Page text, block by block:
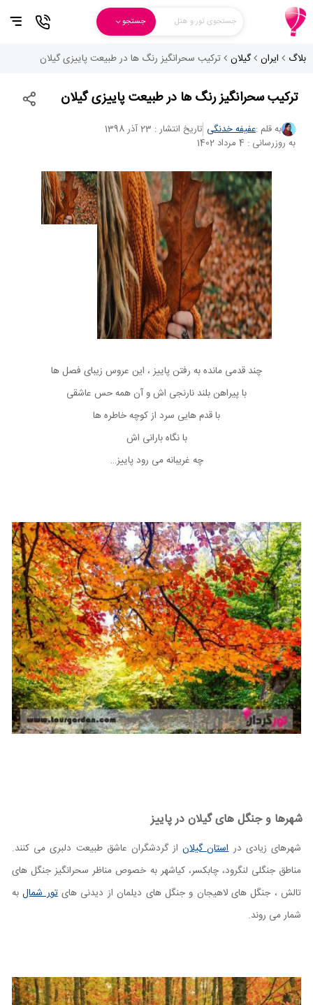
جستجوی تور و هتل جستجو
بلاگ ایران گیلان ترکیب سحرانگیز رنگ ها در طبیعت پاییزی گیلان
ترکیب سحرانگیز رنگ ها در طبیعت پاییزی گیلان
به قلم :عفیفه خدنگی تاریخ انتشار : 23 آذر 1398
به روزرسانی : 4 مرداد 1402
چند قدمی مانده به رفتن پاییز ، این عروس زیبای فصل‌ ها
با پیراهن بلند نارنجی‌ اش و آن همه حس عاشقی
با قدم‌ هایی سرد از کوچه‌ خاطره‌ ها
با نگاه بارانی‌ اش
چه غریبانه می‌ رود پاییز…
شهرها و جنگل های گیلان در پاییز
شهرهای زیادی دراستان گیلاناز گردشگران عاشق طبیعت دلبری می کنند.
مناطق جنگلی لنگرود، چابکسر، کیاشهر به خصوص مناظر سحرانگیز جنگل های
تالش ، جنگل های لاهیجان و جنگل های دیلمان از دیدنی هایتور شمالبه
شمار می روند.